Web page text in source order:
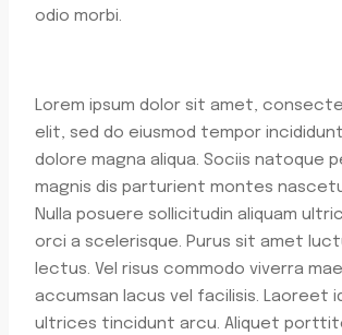
odio morbi.
Lorem ipsum dolor sit amet,
elit, sed do eiusmod tempor
dolore magna aliqua. Sociis natoque
magnis dis parturient montes
Nulla posuere sollicitudin aliquam
orci a scelerisque. Purus sit amet
lectus. Vel risus commodo viverra
accumsan lacus vel facilisis. Laoreet
ultrices tincidunt arcu. Aliquet